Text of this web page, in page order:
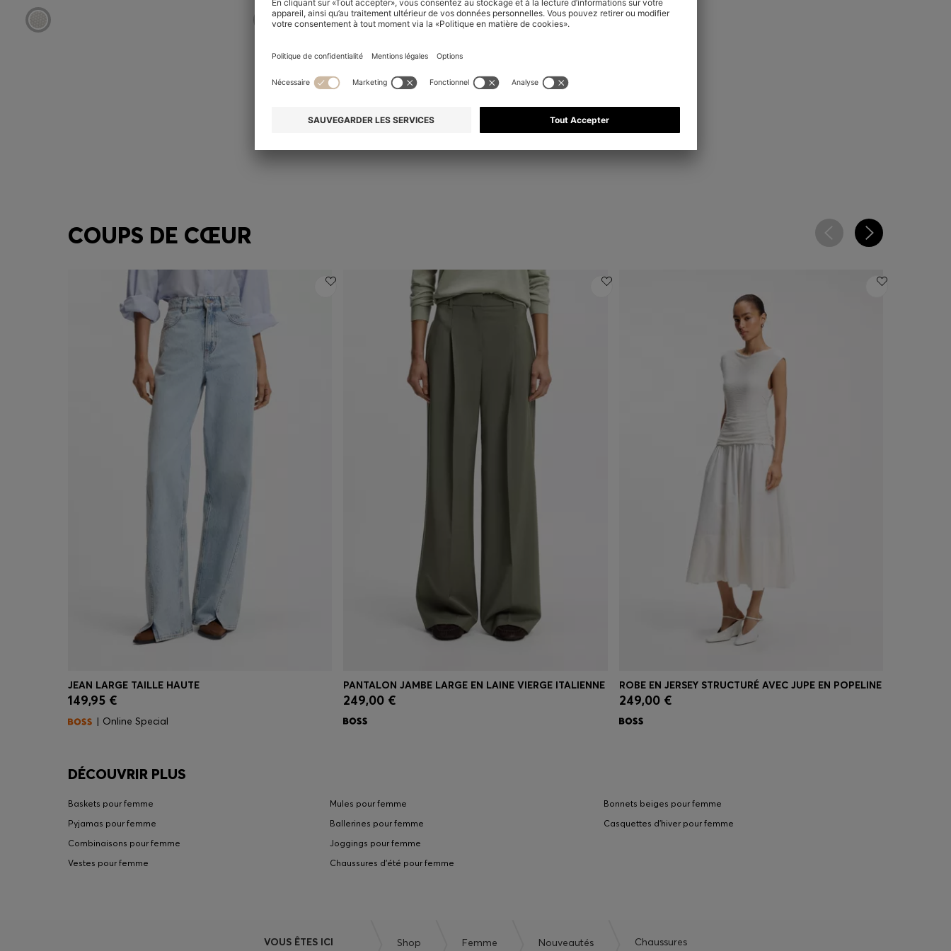
Vous avez consulté 11 produit(s) sur 11
COUPS DE CŒUR
Achat rapide
JEAN LARGE TAILLE HAUTE
149,95 €
| Online Special
Achat rapide
PANTALON JAMBE LARGE EN LAINE VIERGE ITALIENNE
249,00 € Achat rapide
ROBE EN JERSEY STRUCTURÉ AVEC JUPE EN POPELINE
249,00 €
DÉCOUVRIR PLUS
Baskets pour femme
Pyjamas pour femme
Combinaisons pour femme
Vestes pour femme
Mules pour femme
Ballerines pour femme
Joggings pour femme
Chaussures d'été pour femme
Bonnets beiges pour femme
Casquettes d'hiver pour femme
VOUS ÊTES ICI Shop Femme Nouveautés Chaussures